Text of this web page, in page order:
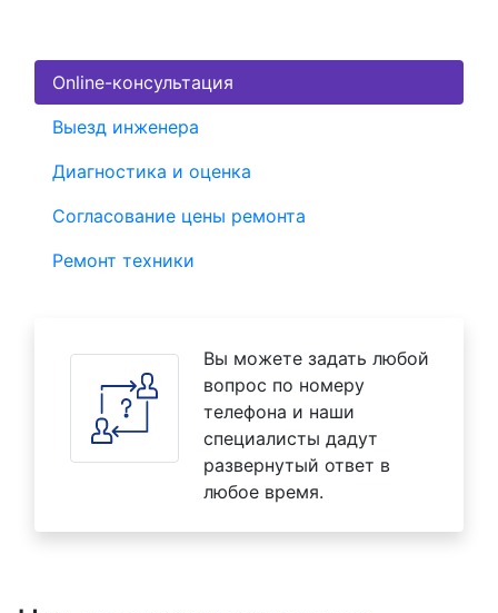
Online-консультация
Выезд инженера
Диагностика и оценка
Согласование цены ремонта
Ремонт техники
Вы можете задать любой
вопрос по номеру
телефона и наши
специалисты дадут
развернутый ответ в
любое время.